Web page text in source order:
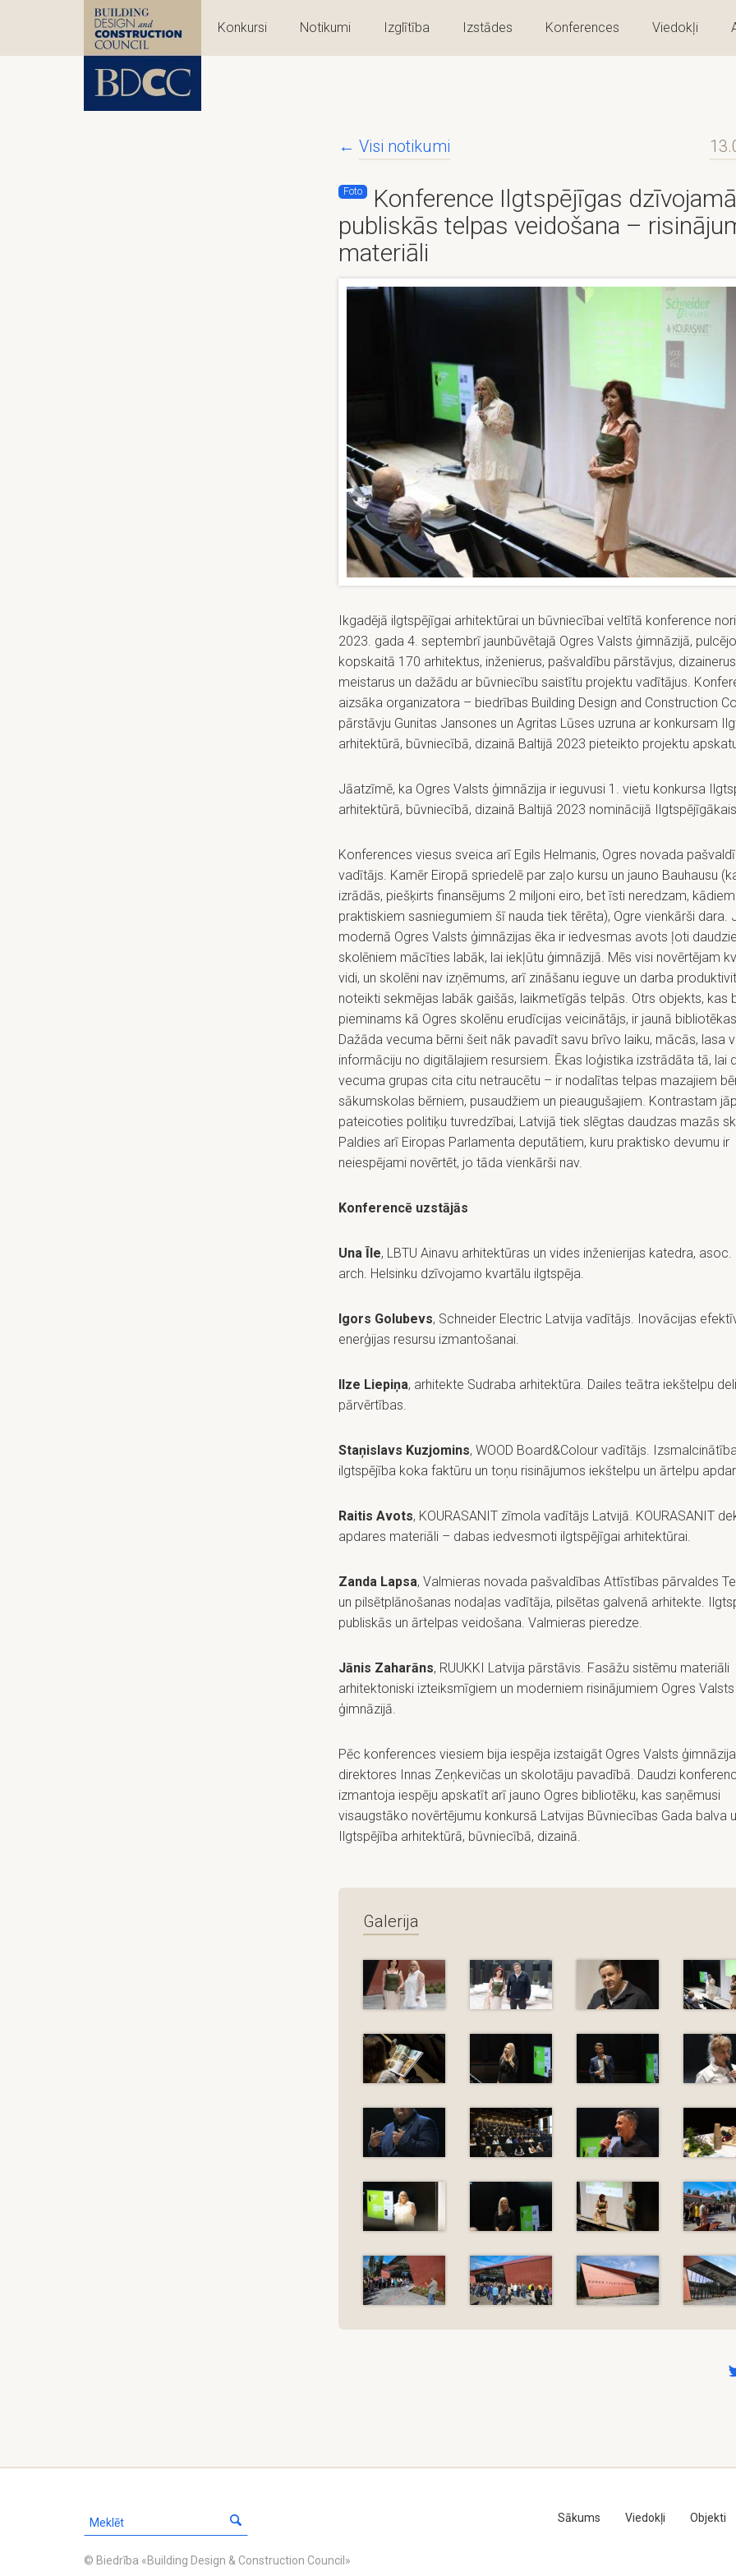
Konkursi Notikumi Izglītība Izstādes Konferences Viedokļi
← Visi notikumi
Foto
Konference Ilgtspējīgas
publiskās telpas veidošana –
materiāli
Ikgadējā ilgtspējīgai arhitektūrai un būvniecībai veltītā konference
2023. gada 4. septembrī jaunbūvētajā Ogres Valsts ģimnāzijā,
kopskaitā 170 arhitektus, inženierus, pašvaldību pārstāvjus,
meistarus un dažādu ar būvniecību saistītu projektu vadītājus.
aizsāka organizatora – biedrības Building Design and Construction
pārstāvju Gunitas Jansones un Agritas Lūses uzruna ar konkursam
arhitektūrā, būvniecībā, dizainā Baltijā 2023 pieteikto projektu
Jāatzīmē, ka Ogres Valsts ģimnāzija ir ieguvusi 1. vietu konkursa
arhitektūrā, būvniecībā, dizainā Baltijā 2023 nominācijā
Konferences viesus sveica arī Egils Helmanis, Ogres novada
vadītājs. Kamēr Eiropā spriedelē par zaļo kursu un jauno Bauhausu
izrādās, piešķirts finansējums 2 miljoni eiro, bet īsti neredzam, kādiem
praktiskiem sasniegumiem šī nauda tiek tērēta), Ogre vienkārši dara.
modernā Ogres Valsts ģimnāzijas ēka ir iedvesmas avots ļoti
skolēniem mācīties labāk, lai iekļūtu ģimnāzijā. Mēs visi novērtējam
vidi, un skolēni nav izņēmums, arī zināšanu ieguve un darba
noteikti sekmējas labāk gaišās, laikmetīgās telpās. Otrs objekts, kas
pieminams kā Ogres skolēnu erudīcijas veicinātājs, ir jaunā
Dažāda vecuma bērni šeit nāk pavadīt savu brīvo laiku, mācās, lasa
informāciju no digitālajiem resursiem. Ēkas loģistika izstrādāta tā, lai
vecuma grupas cita citu netraucētu – ir nodalītas telpas mazajiem
sākumskolas bērniem, pusaudžiem un pieaugušajiem. Kontrastam
pateicoties politiķu tuvredzībai, Latvijā tiek slēgtas daudzas mazās
Paldies arī Eiropas Parlamenta deputātiem, kuru praktisko devumu ir
neiespējami novērtēt, jo tāda vienkārši nav.
Konferencē uzstājās
Una Īle, LBTU Ainavu arhitektūras un vides inženierijas katedra, asoc.
arch. Helsinku dzīvojamo kvartālu ilgtspēja.
Igors Golubevs, Schneider Electric Latvija vadītājs. Inovācijas
enerģijas resursu izmantošanai.
Ilze Liepiņa, arhitekte Sudraba arhitektūra. Dailes teātra iekštelpu
pārvērtības.
Staņislavs Kuzjomins, WOOD Board&Colour vadītājs.
ilgtspējība koka faktūru un toņu risinājumos iekštelpu un ārtelpu
Raitis Avots, KOURASANIT zīmola vadītājs Latvijā. KOURASANIT
apdares materiāli – dabas iedvesmoti ilgtspējīgai arhitektūrai.
Zanda Lapsa, Valmieras novada pašvaldības Attīstības pārvaldes
un pilsētplānošanas nodaļas vadītāja, pilsētas galvenā arhitekte.
publiskās un ārtelpas veidošana. Valmieras pieredze.
Jānis Zaharāns, RUUKKI Latvija pārstāvis. Fasāžu sistēmu materiāli
arhitektoniski izteiksmīgiem un moderniem risinājumiem Ogres Valsts
ģimnāzijā.
Pēc konferences viesiem bija iespēja izstaigāt Ogres Valsts
direktores Innas Zeņkevičas un skolotāju pavadībā. Daudzi
izmantoja iespēju apskatīt arī jauno Ogres bibliotēku, kas saņēmusi
visaugstāko novērtējumu konkursā Latvijas Būvniecības Gada balva
Ilgtspējība arhitektūrā, būvniecībā, dizainā.
Galerija
© Biedrība «Building Design & Construction Council»
Sākums Viedokļi Objekti